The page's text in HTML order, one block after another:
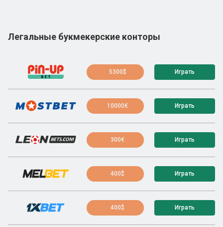
Легальные букмекерские конторы
5300$ Играть
10000€ Играть
300€ Играть
400$ Играть
400$ Играть